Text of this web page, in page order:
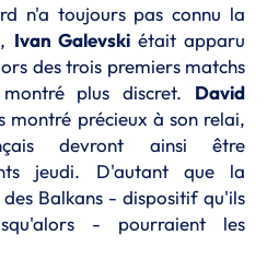
n'a toujours pas connu la
Ivan Galevskiétait apparu
des trois premiers matchs
plus discret. David
montré précieux à son relai,
devront ainsi être
jeudi. D'autant que la
Balkans - dispositif qu'ils
- pourraient les